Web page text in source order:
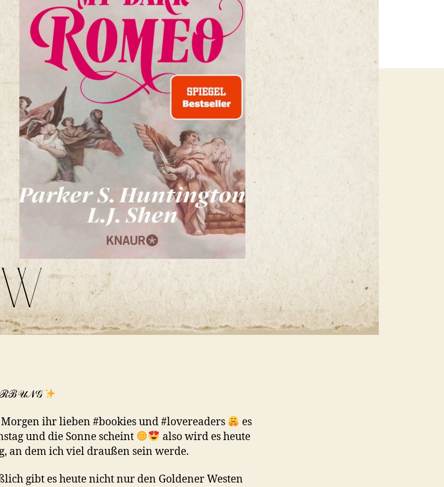
ihr lieben #bookies und #lovereaders
es
und die Sonne scheint
also wird es heute
an dem ich viel draußen sein werde.
gibt es heute nicht nur den Goldener Westen